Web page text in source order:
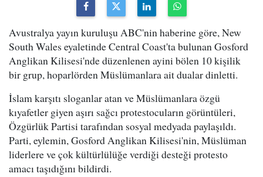
Avustralya yayın kuruluşu ABC'nin haberine göre, New
South Wales eyaletinde Central Coast'ta bulunan Gosford
Anglikan Kilisesi'nde düzenlenen ayini bölen 10 kişilik
bir grup, hoparlörden Müslümanlara ait dualar dinletti.
İslam karşıtı sloganlar atan ve Müslümanlara özgü
kıyafetler giyen aşırı sağcı protestocuların görüntüleri,
Özgürlük Partisi tarafından sosyal medyada paylaşıldı.
Parti, eylemin, Gosford Anglikan Kilisesi'nin, Müslüman
liderlere ve çok kültürlülüğe verdiği desteği protesto
amacı taşıdığını bildirdi.